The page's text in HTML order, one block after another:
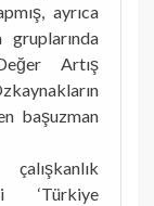
ayrıca
Artış
başuzman
‘Türkiye